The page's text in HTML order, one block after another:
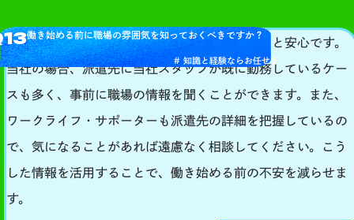
働き始める前に職場の雰囲気を知っておくべきですか？
# 知識と経験ならお任せを
もちろん、入社前に職場の雰囲気を知っておくと安心です。
当社の場合、派遣先に当社スタッフが既に勤務しているケー
スも多く、事前に職場の情報を聞くことができます。また、
ワークライフ・サポーターも派遣先の詳細を把握しているの
で、気になることがあれば遠慮なく相談してください。こう
した情報を活用することで、働き始める前の不安を減らせま
す。